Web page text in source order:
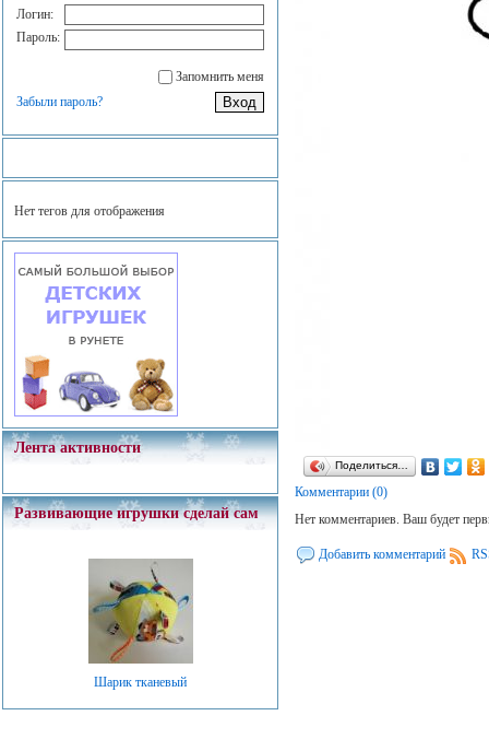
Логин:
Пароль:
Запомнить меня
Забыли пароль?
Нет тегов для отображения
Лента активности
Развивающие игрушки сделай сам
Шарик тканевый
Поделиться…
Комментарии (0)
Нет комментариев. Ваш будет
Добавить комментарий